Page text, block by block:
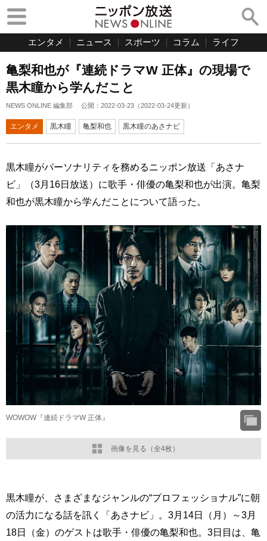
エンタメ ニュース スポーツ コラム ライフ
亀梨和也が『連続ドラマW 正体』の現場で
黒木瞳から学んだこと
NEWS ONLINE 編集部 公開： 2022-03-23 （2022-03-24更新）
エンタメ 黒木瞳 亀梨和也 黒木瞳のあさナビ
黒木瞳がパーソナリティを務めるニッポン放送「あさナ
ビ」（3月16日放送）に歌手・俳優の亀梨和也が出演。亀梨
和也が黒木瞳から学んだことについて語った。
画像を見る（全4枚）
WOWOW『連続ドラマW 正体』
黒木瞳が、さまざまなジャンルの“プロフェッショナル”に朝
の活力になる話を訊く「あさナビ」。3月14日（月）～3月
18日（金）のゲストは歌手・俳優の亀梨和也。3日目は、亀